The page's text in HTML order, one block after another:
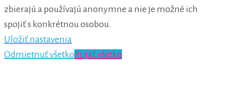
zbierajú a používajú anonymne a nie je možné ich
spojiť s konkrétnou osobou.
Uložiť nastavenia
Odmietnuť všetkoPrijať všetko